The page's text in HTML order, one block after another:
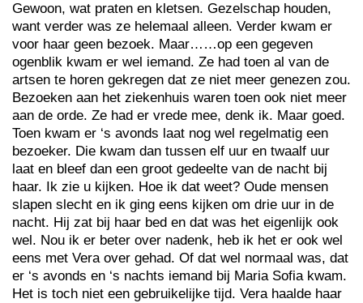
Gewoon, wat praten en kletsen. Gezelschap houden,
want verder was ze helemaal alleen. Verder kwam er
voor haar geen bezoek. Maar……op een gegeven
ogenblik kwam er wel iemand. Ze had toen al van de
artsen te horen gekregen dat ze niet meer genezen zou.
Bezoeken aan het ziekenhuis waren toen ook niet meer
aan de orde. Ze had er vrede mee, denk ik. Maar goed.
Toen kwam er ‘s avonds laat nog wel regelmatig een
bezoeker. Die kwam dan tussen elf uur en twaalf uur
laat en bleef dan een groot gedeelte van de nacht bij
haar. Ik zie u kijken. Hoe ik dat weet? Oude mensen
slapen slecht en ik ging eens kijken om drie uur in de
nacht. Hij zat bij haar bed en dat was het eigenlijk ook
wel. Nou ik er beter over nadenk, heb ik het er ook wel
eens met Vera over gehad. Of dat wel normaal was, dat
er ‘s avonds en ‘s nachts iemand bij Maria Sofia kwam.
Het is toch niet een gebruikelijke tijd. Vera haalde haar